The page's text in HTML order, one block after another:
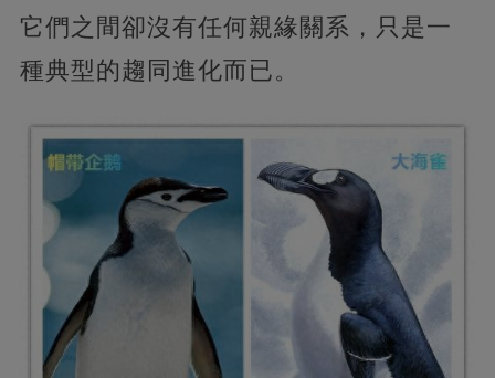
它們之間卻沒有任何親緣關系，只是一
種典型的趨同進化而已。